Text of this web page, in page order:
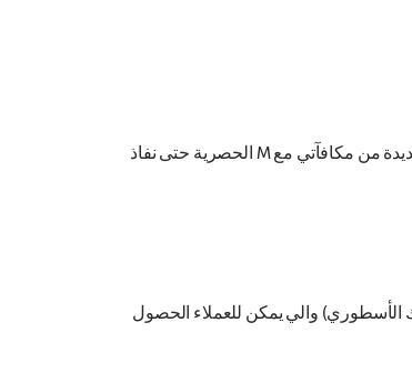
نعم! لفترة محدودة على تطبيق ماكدونالدز فقط. عبر برنامج مكافآتي في التطبيق يمديك تستبدل نقاط مكافآتي الخاصة فيك بمنتجات التشكيلة الجديدة من مكافآتي مع M الحصرية حتى نفاذ
الأسطوري) والي يمكن للعملاء الحصول